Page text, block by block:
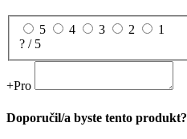
5 4 3 2
1
? / 5
+Pro
Doporučil/a byste tento produkt?